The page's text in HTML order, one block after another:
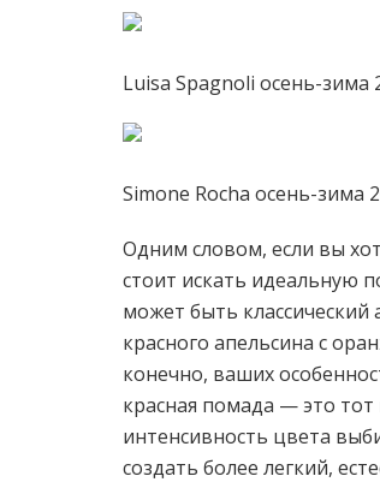
Luisa Spagnoli осень-зима
Simone Rocha осень-зима
Одним словом, если вы
стоит искать идеальную
может быть
красного апельсина с
конечно, ваших
красная помада — это
интенсивность цвета
создать более легкий,